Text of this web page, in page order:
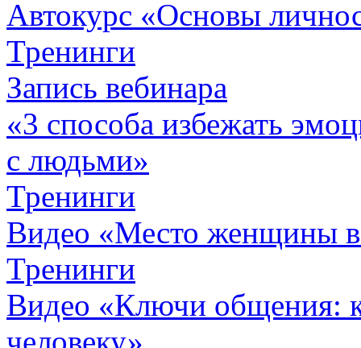
Автокурc «Основы
Тренинги
Запись вебинара
«3 способа избежать
с людьми»
Тренинги
Видео «Место женщины
Тренинги
Видео «Ключи общения:
человеку»